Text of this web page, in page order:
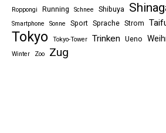
Roppongi
Running Schnee Shibuya
Smartphone Sonne Sport Sprache Strom
Tokyo Tokyo-Tower Trinken Ueno
Winter Zoo Zug